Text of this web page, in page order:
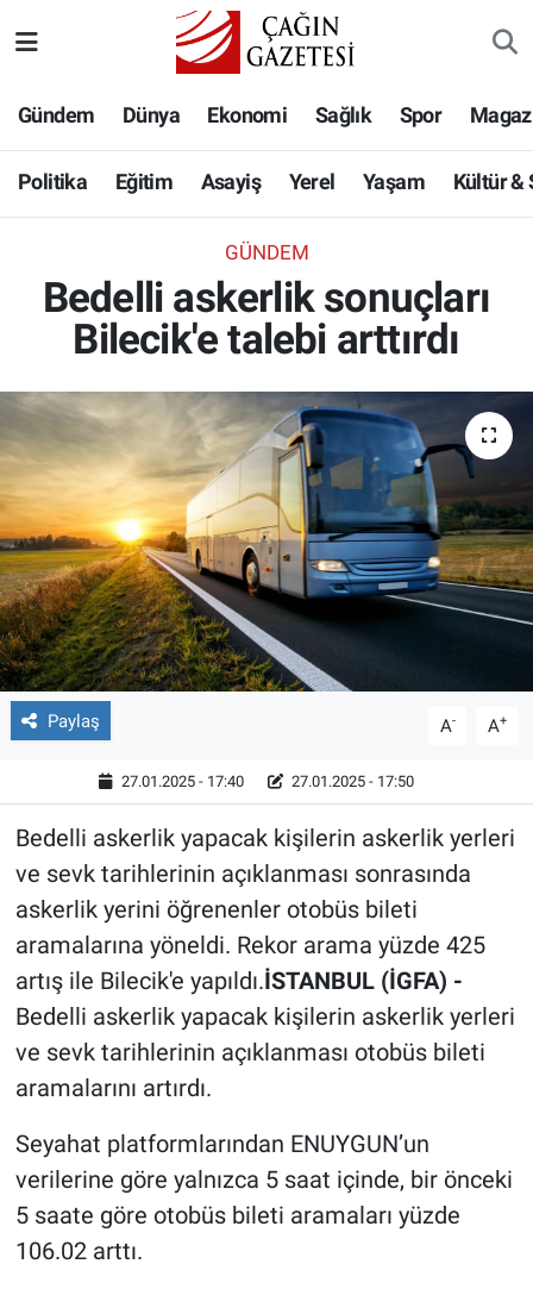
Gündem Dünya Ekonomi Sağlık Spor
Politika Eğitim Asayiş Yerel Yaşam Kültür &
GÜNDEM
Bedelli askerlik sonuçları
Bilecik'e talebi arttırdı
Paylaş A- A+
27.01.2025 - 17:40 27.01.2025 - 17:50
Bedelli askerlik yapacak kişilerin askerlik yerleri
ve sevk tarihlerinin açıklanması sonrasında
askerlik yerini öğrenenler otobüs bileti
aramalarına yöneldi. Rekor arama yüzde 425
artış ile Bilecik'e yapıldı.İSTANBUL (İGFA) -
Bedelli askerlik yapacak kişilerin askerlik yerleri
ve sevk tarihlerinin açıklanması otobüs bileti
aramalarını artırdı.
Seyahat platformlarından ENUYGUN’un
verilerine göre yalnızca 5 saat içinde, bir önceki
5 saate göre otobüs bileti aramaları yüzde
106.02 arttı.
Eğitim
Asayiş
Yaşam
Kültür & Sanat
Bilim-Teknoloji
Köşe Yazıları
Röportaj
Video Galeri
Hava Durumu
Namaz Vakitleri
Süper Lig Puan Durumu ve Fikstür
Tüm Manşetler
Son Dakika Haberleri
Haber Arşivi